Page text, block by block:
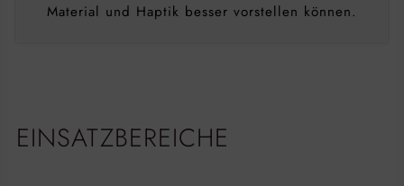
Material und Haptik besser vorstellen können.
EINSATZBEREICHE